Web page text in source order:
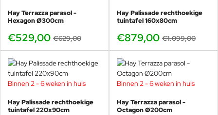
Hay Terrazza parasol -
Hexagon Ø300cm
€529,00 €629,00
Hay Palissade rechthoekige
tuintafel 160x80cm
€879,00 €1.099,00
-21%
Binnen 2 - 6 weken in huis
Hay Palissade rechthoekige
tuintafel 220x90cm
-13%
Binnen 2 - 6 weken in huis
Hay Terrazza parasol -
Octagon Ø200cm